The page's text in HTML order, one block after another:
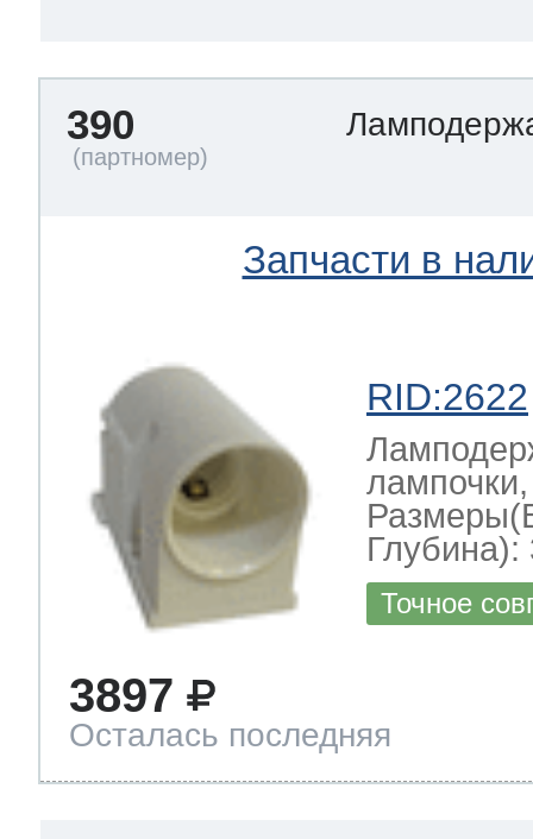
390
Запчасти в
RID:2622
Глубина):
Точное
3897
Осталась последняя